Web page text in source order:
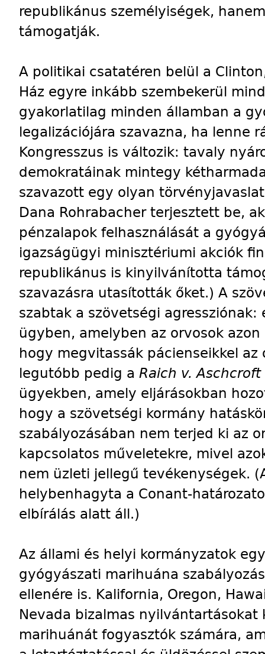
republikánus személyiségek,
támogatják.
A politikai csatatéren belül a
Ház egyre inkább szembekerül
gyakorlatilag minden államban a
legalizációjára szavazna, ha lenne
Kongresszus is változik: tavaly
demokratáinak mintegy
szavazott egy olyan
Dana Rohrabacher terjesztett be,
pénzalapok felhasználását a
igazságügyi minisztériumi akciók
republikánus is kinyilvánította
szavazásra utasították őket.) A
szabtak a szövetségi agressziónak:
ügyben, amelyben az orvosok
hogy megvitassák pácienseikkel
legutóbb pedig a Raich v. Aschcroft
ügyekben, amely eljárásokban
hogy a szövetségi kormány
szabályozásában nem terjed ki az
kapcsolatos műveletekre, mivel
nem üzleti jellegű tevékenységek.
helybenhagyta a Conant-
elbírálás alatt áll.)
Az állami és helyi kormányzatok
gyógyászati marihuána
ellenére is. Kalifornia, Oregon,
Nevada bizalmas
marihuánát fogyasztók számára,